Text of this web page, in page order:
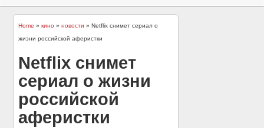
Home »кино »новости » Netflix снимет сериал о
жизни российской аферистки
Netflix снимет
сериал о жизни
российской
аферистки